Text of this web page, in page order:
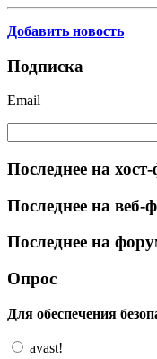
Добавить новость
Подписка
Email
Последнее на
Последнее на веб-
Последнее на
Опрос
Для обеспечения
avast!